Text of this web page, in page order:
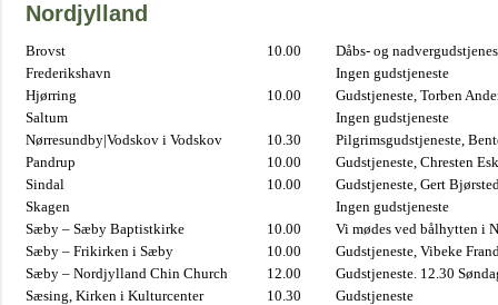
Nordjylland
Brovst 10.00
Dåbs- og
Frederikshavn
Ingen gudstjeneste
Hjørring
10.00
Gudstjeneste, Torben
Saltum
Ingen gudstjeneste
Nørresundby|Vodskov i Vodskov
10.30
Pilgrimsgudstjeneste,
Pandrup
10.00
Gudstjeneste, Chresten
Sindal
10.00
Gudstjeneste, Gert
Skagen
Ingen gudstjeneste
Sæby – Sæby Baptistkirke
10.00
Vi mødes ved bålhytten i
Sæby – Frikirken i Sæby
10.00
Gudstjeneste, Vibeke
Sæby – Nordjylland Chin Church
12.00
Gudstjeneste. 12.30
Sæsing, Kirken i Kulturcenter
10.30 Gudstjeneste